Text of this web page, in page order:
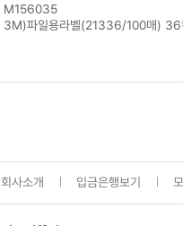
M156035
3M)파일용라벨(21336/100매) 36
회사소개 입금은행보기